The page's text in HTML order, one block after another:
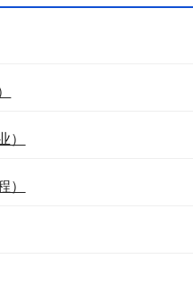
）
）